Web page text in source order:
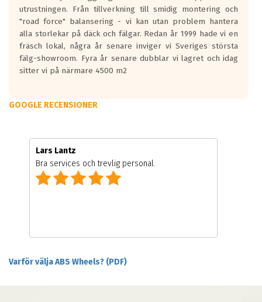
utrustningen. Från tillverkning till smidig montering och
"road force" balansering - vi kan utan problem hantera
alla storlekar på däck och fälgar. Redan år 1999 hade vi en
fräsch lokal, några år senare inviger vi Sveriges största
fälg-showroom. Fyra år senare dubblar vi lagret och idag
sitter vi på närmare 4500 m2
GOOGLE RECENSIONER
Lars Lantz
Bra services och trevlig personal.
Varför välja ABS Wheels? (PDF)